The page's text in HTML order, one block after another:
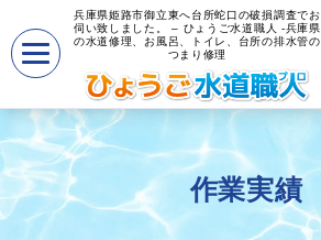
兵庫県姫路市御立東へ台所蛇口の破損調査でお
伺い致しました。 – ひょうご水道職人 -兵庫県
の水道修理、お風呂、トイレ、台所の排水管の
つまり修理
作業実績